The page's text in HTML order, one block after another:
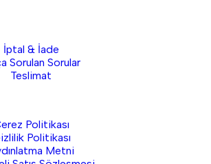
İptal & İade
Sorulan Sorular
Teslimat
Politikası
Politikası
Metni